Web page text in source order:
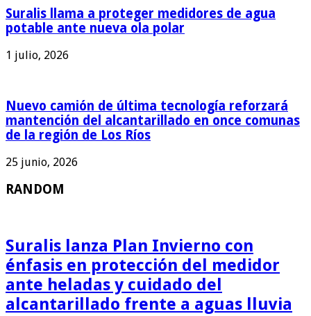
Suralis llama a proteger medidores de agua
potable ante nueva ola polar
1 julio, 2026
Nuevo camión de última tecnología reforzará
mantención del alcantarillado en once comunas
de la región de Los Ríos
25 junio, 2026
RANDOM
Suralis lanza Plan Invierno con
énfasis en protección del medidor
ante heladas y cuidado del
alcantarillado frente a aguas lluvia